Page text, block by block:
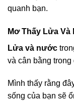
quanh bạn.
Mơ Thấy Lửa Và
Lửa và nước
và cân bằng
Mình thấy rằng
sống của bạn sẽ